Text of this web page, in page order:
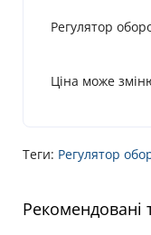
Регулятор
Ціна може
Теги: Регулятор
Рекомендовані